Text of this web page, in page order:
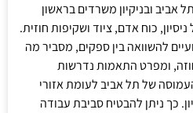
אביב ובניקיון משרדים בראשון
כוח אדם, ציוד ושקיפות חוזית.
להשוואה בין ספקים, מסביר מה
ומפרט התאמות נדרשות
של תל אביב לעומת אזורי
כך ניתן להבטיח סביבת עבודה